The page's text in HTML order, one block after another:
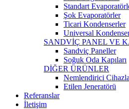
Standart
Şok Evaporatörler
Ticari Kondenserler
Universal
SANDVİÇ PANEL VE
Sandviç Paneller
Soğuk Oda Kapıları
DİĞER ÜRÜNLER
Nemlendirici
Etilen Jeneratörü
Referanslar
İletişim